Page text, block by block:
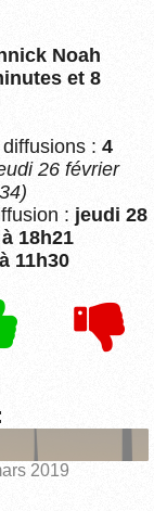
Noah
et 8
: 4
26 février
: jeudi 28
18h21
11h30
2019